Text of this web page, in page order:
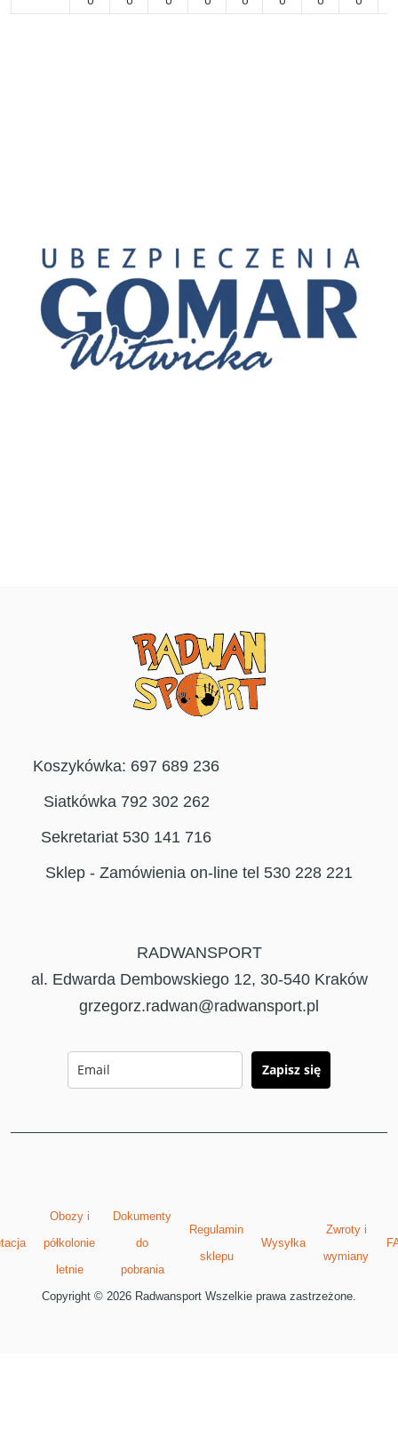
Koszykówka: 697 689 236
Siatkówka 792 302 262
Sekretariat 530 141 716
Sklep - Zamówienia on-line tel 530 228 221
RADWANSPORT
al. Edwarda Dembowskiego 12, 30-540 Kraków
grzegorz.radwan@radwansport.pl
Zapisz się
Obozy i
półkolonie
letnie
Dokumenty
do
pobrania
Regulamin
sklepu
Wysyłka
Zwroty i
wymiany
Copyright © 2026 Radwansport Wszelkie prawa zastrzeżone.